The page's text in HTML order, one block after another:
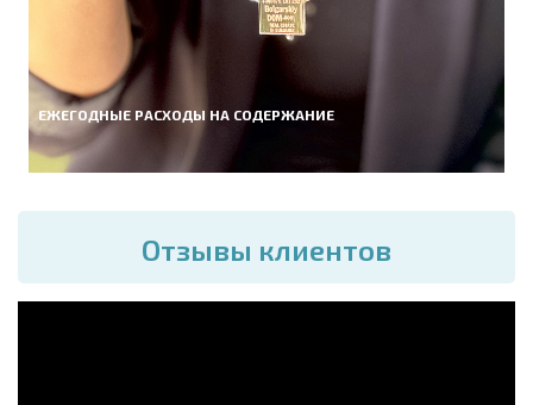
ЕЖЕГОДНЫЕ РАСХОДЫ НА СОДЕРЖАНИЕ
Отзывы клиентов